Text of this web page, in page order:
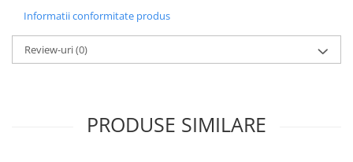
Informatii conformitate produs
Review-uri(0)
PRODUSE SIMILARE